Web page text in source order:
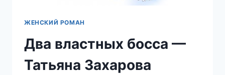
ЖЕНСКИЙ РОМАН
Два властных босса —
Татьяна Захарова